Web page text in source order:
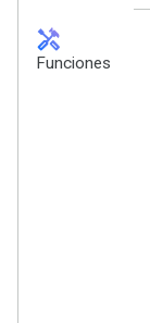
handyman
Funciones